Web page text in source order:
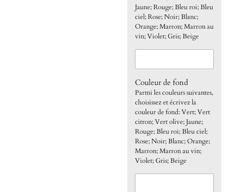
Jaune; Rouge; Bleu roi; Bleu
ciel; Rose; Noir; Blanc;
Orange; Marron; Marron au
vin; Violet; Gris; Beige
Couleur de fond
Parmi les couleurs suivantes,
choisissez et écrivez la
couleur de fond: Vert; Vert
citron; Vert olive; Jaune;
Rouge; Bleu roi; Bleu ciel;
Rose; Noir; Blanc; Orange;
Marron; Marron au vin;
Violet; Gris; Beige